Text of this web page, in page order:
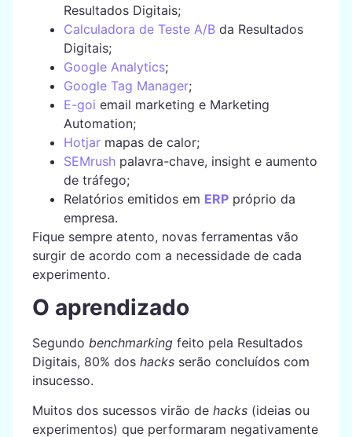
Resultados Digitais;
Calculadora de Teste A/Bda Resultados
Digitais;
Google Analytics;
Google Tag Manager;
E-goi email marketing e Marketing
Automation;
Hotjarmapas de calor;
SEMrushpalavra-chave, insight e aumento
de tráfego;
Relatórios emitidos em ERPpróprio da
empresa.
Fique sempre atento, novas ferramentas vão
surgir de acordo com a necessidade de cada
experimento.
O aprendizado
Segundo benchmarking feito pela Resultados
Digitais, 80% dos hacks serão concluídos com
insucesso.
Muitos dos sucessos virão de hacks(ideias ou
experimentos) que performaram negativamente